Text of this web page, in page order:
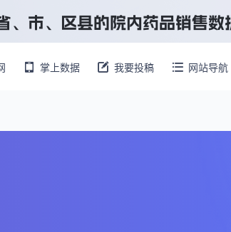
掌上数据 我要投稿 网站导航